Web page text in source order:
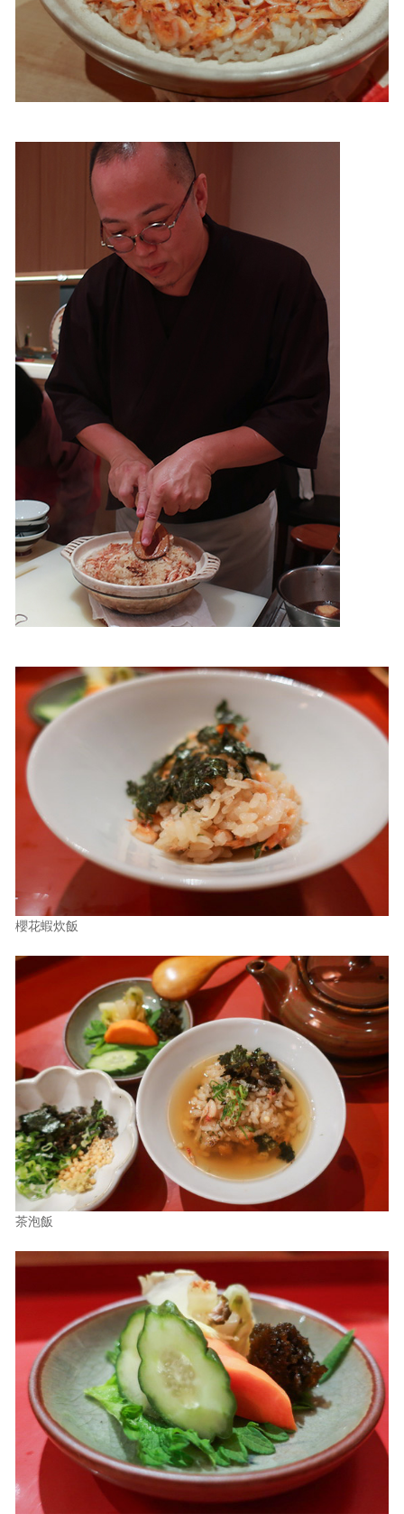
櫻花蝦炊飯
茶泡飯